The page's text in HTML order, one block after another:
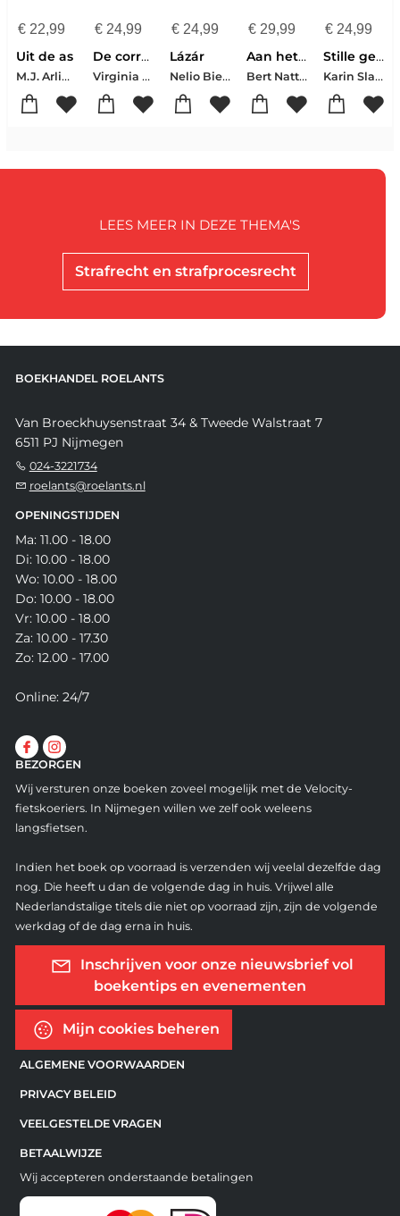
€22,99
Uit de as
M.J. Arlidge
€24,99
De correspondente
Virginia Evans
€ 24,99
Lázár
Nelio Biedermann
€ 29,99
Aan het einde van de oorlog
Bert Natter
€ 24,99
Stille geheimen
Karin Slaughter
Strafrecht en strafprocesrecht
LEES MEER IN DEZE THEMA'S
BOEKHANDEL ROELANTS
Van Broeckhuysenstraat 34 & Tweede Walstraat 7
6511 PJ Nijmegen
024-3221734
roelants@roelants.nl
OPENINGSTIJDEN
Ma: 11.00 - 18.00
Di: 10.00 - 18.00
Wo: 10.00 - 18.00
Do: 10.00 - 18.00
Vr: 10.00 - 18.00
Za: 10.00 - 17.30
Zo: 12.00 - 17.00
Online: 24/7
BEZORGEN
Wij versturen onze boeken zoveel mogelijk met de Velocity-
fietskoeriers. In Nijmegen willen we zelf ook weleens
langsfietsen.
Indien het boek op voorraad is verzenden wij veelal dezelfde dag
nog. Die heeft u dan de volgende dag in huis. Vrijwel alle
Nederlandstalige titels die niet op voorraad zijn, zijn de volgende
werkdag of de dag erna in huis.
Inschrijven voor onze nieuwsbrief vol
boekentips en evenementen
Mijn cookies beheren
ALGEMENE VOORWAARDEN
PRIVACY BELEID
VEELGESTELDE VRAGEN
BETAALWIJZE
Wij accepteren onderstaande betalingen